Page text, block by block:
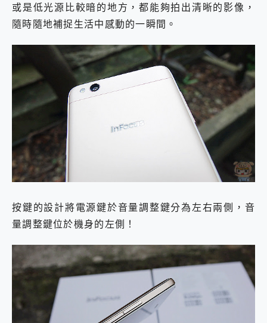
或是低光源比較暗的地方，都能夠拍出清晰的影像，
隨時隨地補捉生活中感動的一瞬間。
按鍵的設計將電源鍵於音量調整鍵分為左右兩側，音
量調整鍵位於機身的左側！